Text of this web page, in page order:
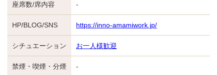
座席数/席内容 -
HP/BLOG/SNS https://inno-amamiwork.jp/
シチュエーション お一人様歓迎
禁煙・喫煙・分煙 -